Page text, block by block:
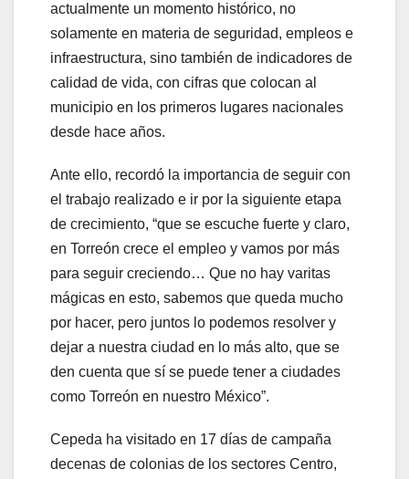
actualmente un momento histórico, no
solamente en materia de seguridad, empleos e
infraestructura, sino también de indicadores de
calidad de vida, con cifras que colocan al
municipio en los primeros lugares nacionales
desde hace años.
Ante ello, recordó la importancia de seguir con
el trabajo realizado e ir por la siguiente etapa
de crecimiento, “que se escuche fuerte y claro,
en Torreón crece el empleo y vamos por más
para seguir creciendo… Que no hay varitas
mágicas en esto, sabemos que queda mucho
por hacer, pero juntos lo podemos resolver y
dejar a nuestra ciudad en lo más alto, que se
den cuenta que sí se puede tener a ciudades
como Torreón en nuestro México”.
Cepeda ha visitado en 17 días de campaña
decenas de colonias de los sectores Centro,